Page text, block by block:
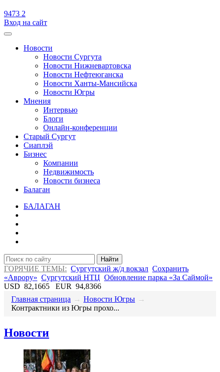
9473 2
Вход на сайт
Новости
Новости Сургута
Новости Нижневартовска
Новости Нефтеюганска
Новости Ханты-Мансийска
Новости Югры
Мнения
Интервью
Блоги
Онлайн-конференции
Старый Сургут
Сиаплэй
Бизнес
Компании
Недвижимость
Новости бизнеса
Балаган
БАЛАГАН
Найти
ГОРЯЧИЕ ТЕМЫ: Сургутский ж/д вокзал Сохранить
«Аврору» Сургутский НТЦ Обновление парка «За Саймой»
USD 82,1665 EUR 94,8366
Главная страница → Новости Югры →
Контрактники из Югры прохо...
Новости